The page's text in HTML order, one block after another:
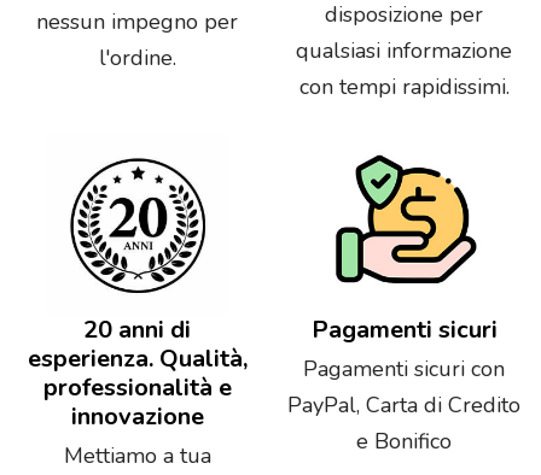
nessun impegno per
l'ordine.
disposizione per
qualsiasi informazione
con tempi rapidissimi.
20 anni di
esperienza. Qualità,
professionalità e
innovazione
Mettiamo a tua
Pagamenti sicuri
Pagamenti sicuri con
PayPal, Carta di Credito
e Bonifico